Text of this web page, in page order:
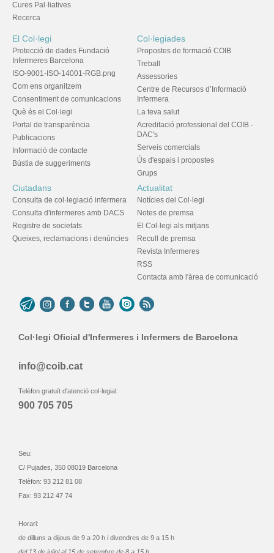
Cures Pal·liatives
Recerca
El Col·legi
Protecció de dades Fundació
Infermeres Barcelona
ISO-9001-ISO-14001-RGB.png
Com ens organitzem
Consentiment de comunicacions
Què és el Col·legi
Portal de transparència
Publicacions
Informació de contacte
Bústia de suggeriments
Col·legiades
Propostes de formació COIB
Treball
Assessories
Centre de Recursos d’Informació
Infermera
La teva salut
Acreditació professional del COIB -
DAC's
Serveis comercials
Ús d'espais i propostes
Grups
Ciutadans
Consulta de col·legiació infermera
Consulta d'infermeres amb DACS
Registre de societats
Queixes, reclamacions i denúncies
Actualitat
Notícies del Col·legi
Notes de premsa
El Col·legi als mitjans
Recull de premsa
Revista Infermeres
RSS
Contacta amb l'àrea de comunicació
Col·legi Oficial d'Infermeres i Infermers de Barcelona
info@coib.cat
Telèfon gratuït d'atenció col·legial:
900 705 705
Seu:
C/ Pujades, 350 08019 Barcelona
Telèfon: 93 212 81 08
Fax: 93 212 47 74
Horari:
de dilluns a dijous de 9 a 20 h i divendres de 9 a 15 h